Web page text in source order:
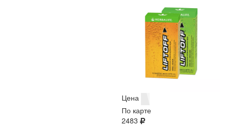
Цена
По карте
2483